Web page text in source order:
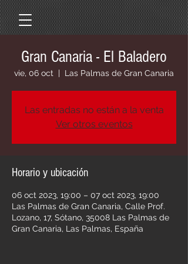
Gran Canaria - El Baladero
vie, 06 oct
  |
Las Palmas de Gran Canaria
Las entradas no están a la venta
Ver otros eventos
Horario y ubicación
06 oct 2023, 19:00 – 07 oct 2023, 19:00
Las Palmas de Gran Canaria, Calle Prof.
Lozano, 17, Sótano, 35008 Las Palmas de
Gran Canaria, Las Palmas, España